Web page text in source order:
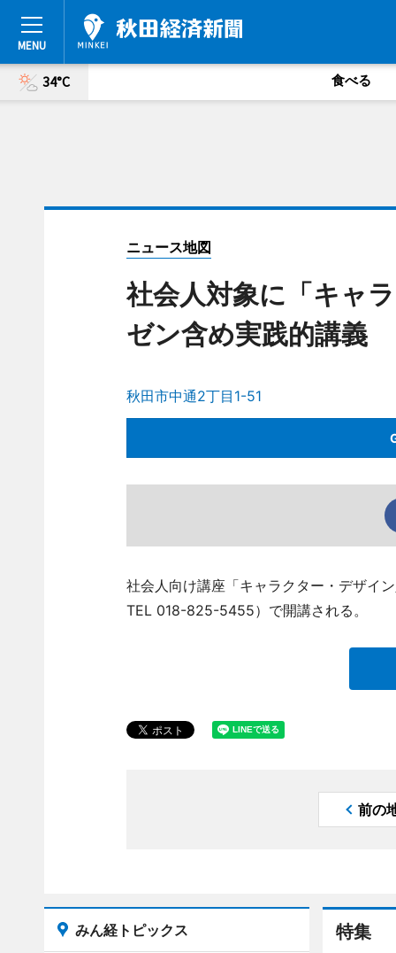
34°C 食べる
ニュース地図
社会人対象に「キャ
ゼン含め実践的講義
秋田市中通2丁目1-51
社会人向け講座「キャラクター・デザイ
TEL 018-825-5455）で開講される。
前の
特集
みん経トピックス